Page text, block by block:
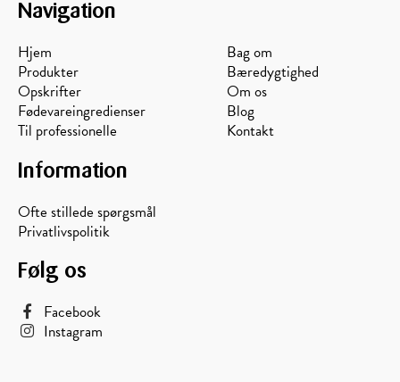
Navigation
Hjem
Produkter
Opskrifter
Fødevareingredienser
Til professionelle
Bag om
Bæredygtighed
Om os
Blog
Kontakt
Information
Ofte stillede spørgsmål
Privatlivspolitik
Følg os
Facebook
Instagram